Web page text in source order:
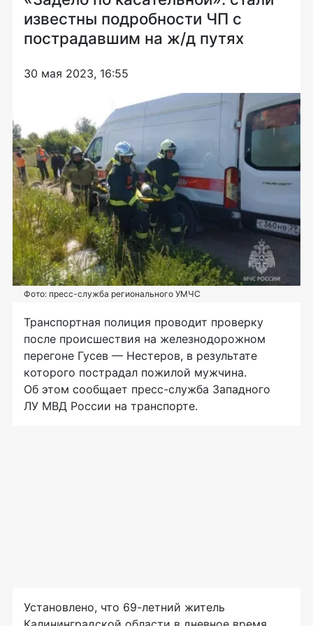
известны подробности ЧП с
пострадавшим на ж/д путях
30 мая 2023, 16:55
Фото: пресс-служба регионального УМЧС
Транспортная полиция проводит проверку
после происшествия на железнодорожном
перегоне Гусев — Нестеров, в результате
которого пострадал пожилой мужчина.
Об этом сообщает пресс-служба Западного
ЛУ МВД России на транспорте.
Установлено, что 69-летний житель